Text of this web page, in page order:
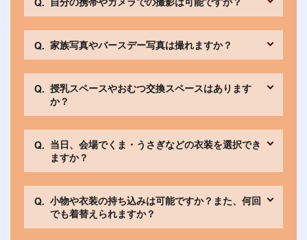
家族写真やバースデー写真は撮れますか？
授乳スペースやおむつ交換スペースはあります
か？
当日、会場でくま・うさぎなどの衣装を選択でき
ますか？
小物や衣装の持ち込みは可能ですか？また、何回
でも着替えられますか？